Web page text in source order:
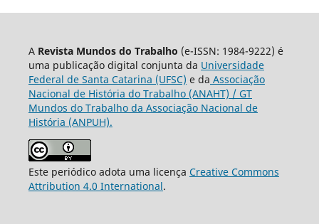
A Revista Mundos do Trabalho (e-ISSN: 1984-9222) é
uma publicação digital conjunta da Universidade
Federal de Santa Catarina (UFSC) e da Associação
Nacional de História do Trabalho (ANAHT) / GT
Mundos do Trabalho da Associação Nacional de
História (ANPUH).
Este periódico adota uma licença Creative Commons
Attribution 4.0 International.